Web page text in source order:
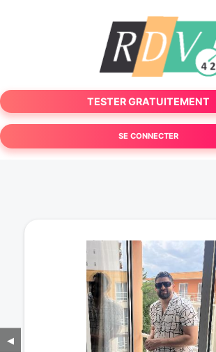
TESTER GRATUITEMENT
SE CONNECTER
◀